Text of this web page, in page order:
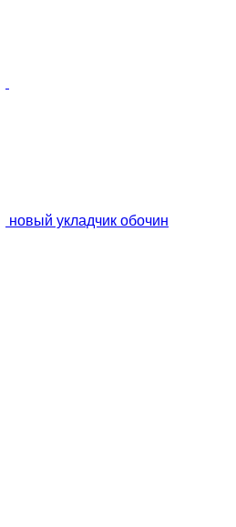
новый укладчик обочин